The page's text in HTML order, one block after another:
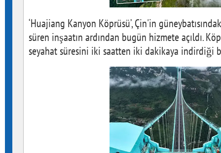
‘Huajiang Kanyon Köprüsü’, Çin'in
süren inşaatın ardından bugün hizmete açıldı.
seyahat süresini iki saatten iki dakikaya indirdiği